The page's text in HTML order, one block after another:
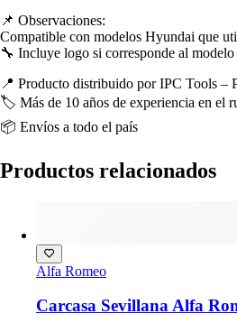
📌 Observaciones:
Compatible con modelos Hyundai que
🔧 Incluye logo si corresponde al
📍 Producto distribuido por IPC Tools –
🏷️ Más de 10 años de experiencia en el
📦 Envíos a todo el país
Productos relacionados
Alfa Romeo
Carcasa Sevillana Alfa